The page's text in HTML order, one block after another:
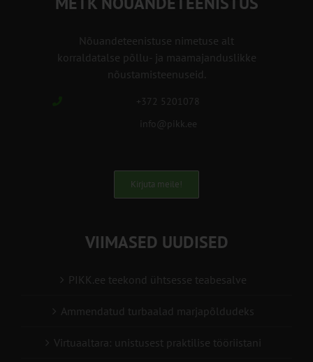
Nõuandeteenistuse nimetuse alt
korraldatalse põllu- ja maamajanduslikke
nõustamisteenuseid.
+372 5201078
info@pikk.ee
Kirjuta meile!
VIIMASED UUDISED
PIKK.ee teekond ühtsesse teabesalve
Ammendatud turbaalad marjapõldudeks
Virtuaaltara: unistusest praktilise tööriistani